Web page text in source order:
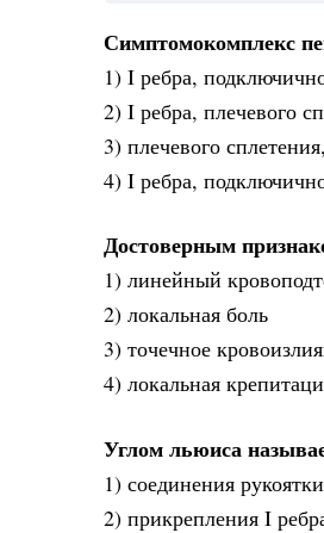
Симптомокомплекс
1) I ребра,
2) I ребра, плечевого
3) плечевого
4) I ребра,
Достоверным
1) линейный
2) локальная боль
3) точечное
4) локальная
Углом льюиса
1) соединения
2) прикрепления I